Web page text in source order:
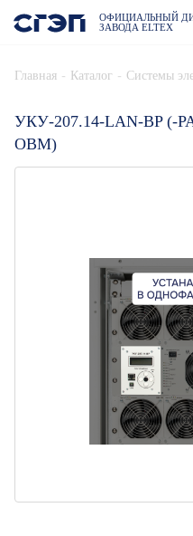
ОФИЦИАЛЬНЫЙ
ЗАВОДА ELTEX
Главная - Каталог - Системы
УКУ-207.14-LAN-BP (-
ОВМ)